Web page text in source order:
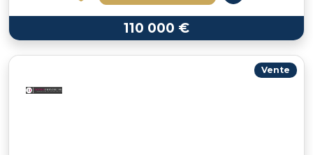
110 000 €
Vente